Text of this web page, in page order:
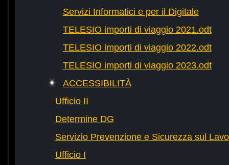
Servizi Informatici e per il Digitale
TELESIO importi di viaggio 2021.odt
TELESIO importi di viaggio 2022.odt
TELESIO importi di viaggio 2023.odt
ACCESSIBILITÀ
Ufficio II
Determine DG
Servizio Prevenzione e Sicurezza sul
Ufficio I